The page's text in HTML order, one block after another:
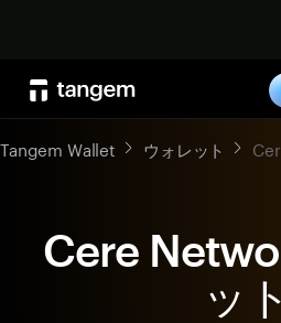
Tangem Wallet ウォレット
Cere
ット